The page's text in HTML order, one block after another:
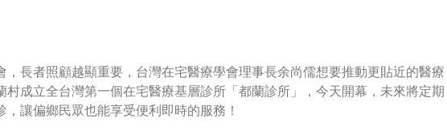
，長者照顧越顯重要，台灣在宅醫療學會理事長余尚儒想要推動更貼近的醫療
村成立全台灣第一個在宅醫療基層診所「都蘭診所」，今天開幕，未來將定期
讓偏鄉民眾也能享受便利即時的服務！